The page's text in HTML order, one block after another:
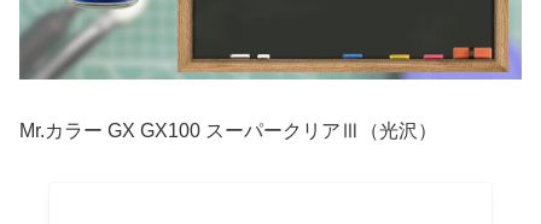
Mr.カラー GX GX100 スーパークリアⅢ（光沢）